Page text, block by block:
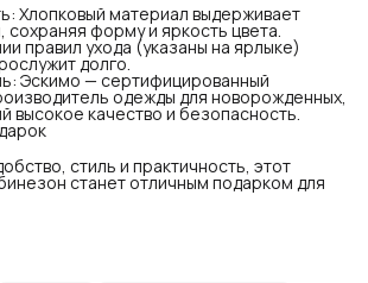
Хлопковый материал выдерживает
сохраняя форму и яркость цвета.
правил ухода (указаны на ярлыке)
долго.
Эскимо — сертифицированный
одежды для новорожденных,
высокое качество и безопасность.
стиль и практичность, этот
станет отличным подарком для